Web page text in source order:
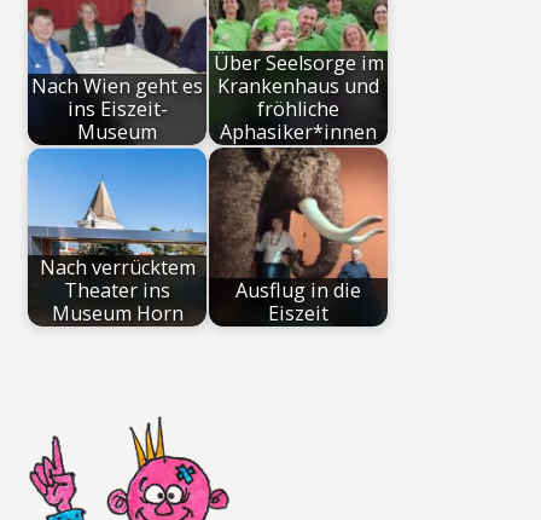
Nach Wien geht es
ins Eiszeit-
Museum
Über Seelsorge im
Krankenhaus und
fröhliche
Aphasiker*innen
Nach verrücktem
Theater ins
Museum Horn
Ausflug in die
Eiszeit